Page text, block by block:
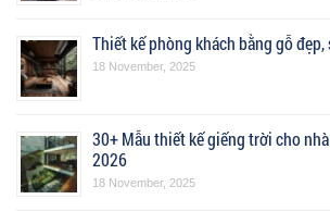
Thiết kế phòng khách bằng gỗ
18 November, 2025
30+ Mẫu thiết kế giếng trời cho
2026
18 November, 2025